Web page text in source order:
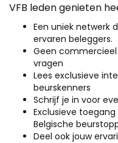
VFB leden genieten
Een uniek netwerk
ervaren beleggers.
Geen
vragen
Lees exclusieve
beurskenners
Schrijf je in voor
Exclusieve
Belgische
Deel ook jouw